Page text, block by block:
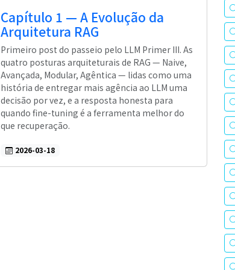
Capítulo 1 — A Evolução da
Arquitetura RAG
Primeiro post do passeio pelo LLM Primer III. As
quatro posturas arquiteturais de RAG — Naive,
Avançada, Modular, Agêntica — lidas como uma
história de entregar mais agência ao LLM uma
decisão por vez, e a resposta honesta para
quando fine-tuning é a ferramenta melhor do
que recuperação.
2026-03-18